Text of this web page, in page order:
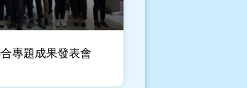
專題成果發表會